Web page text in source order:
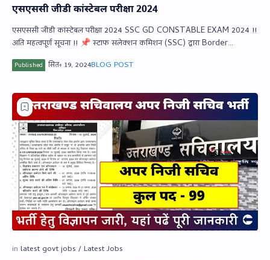
एसएससी जीडी कांस्टेबल परीक्षा 2024
एसएससी जीडी कांस्टेबल परीक्षा 2024 SSC GD CONSTABLE EXAM 2024 !!
अति महत्‍वपूर्ण सूचना !! 📌 स्‍टाफ सलेक्‍शन कमिशन (SSC) द्वारा Border
Securit…